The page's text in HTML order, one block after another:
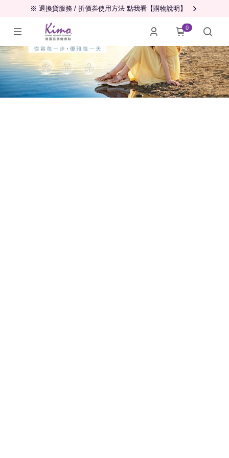
※ 退換貨服務 / 折價券使用方法 點我看【購物說明】
0